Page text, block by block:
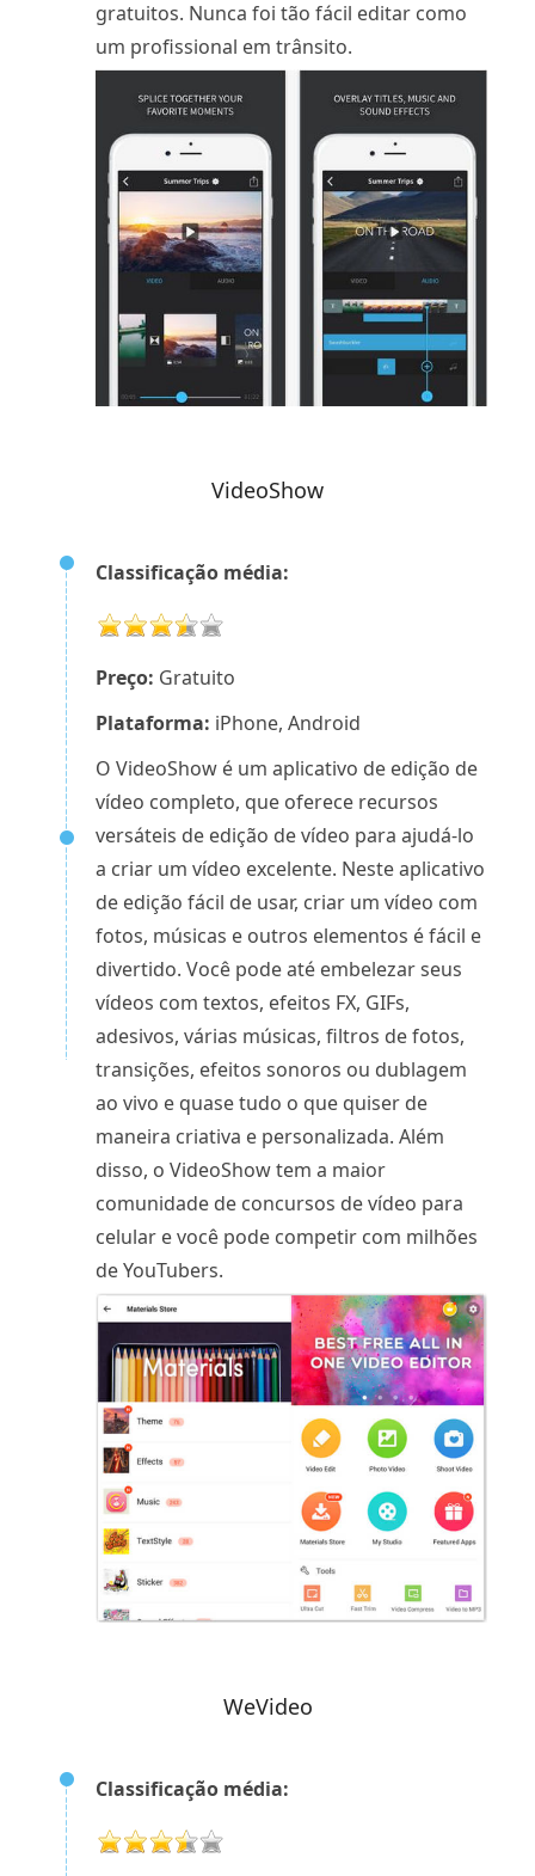
gratuitos. Nunca foi tão fácil editar como
um profissional em trânsito.
VideoShow
Classificação média:
Preço: Gratuito
Plataforma: iPhone, Android
O VideoShow é um aplicativo de edição de
vídeo completo, que oferece recursos
versáteis de edição de vídeo para ajudá-lo
a criar um vídeo excelente. Neste aplicativo
de edição fácil de usar, criar um vídeo com
fotos, músicas e outros elementos é fácil e
divertido. Você pode até embelezar seus
vídeos com textos, efeitos FX, GIFs,
adesivos, várias músicas, filtros de fotos,
transições, efeitos sonoros ou dublagem
ao vivo e quase tudo o que quiser de
maneira criativa e personalizada. Além
disso, o VideoShow tem a maior
comunidade de concursos de vídeo para
celular e você pode competir com milhões
de YouTubers.
WeVideo
Classificação média: